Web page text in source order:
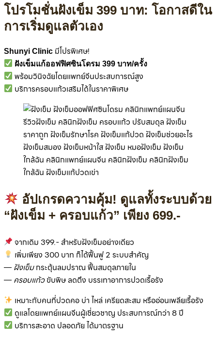
โปรโมชั่นฝังเข็ม 399 บาท: โอกาสดีใน
การเริ่มดูแลตัวเอง
Shunyi Clinic มีโปรพิเศษ!
ฝังเข็มแก้ออฟฟิศซินโดรม 399 บาท/ครั้ง
พร้อมวินิจฉัยโดยแพทย์จีนประสบการณ์สูง
บริการครอบแก้วเสริมได้ในราคาพิเศษ
อัปเกรดความคุ้ม! ดูแลทั้งระบบด้วย
“ฝังเข็ม + ครอบแก้ว” เพียง 699.-
จากเดิม 399.- สำหรับฝังเข็มอย่างเดียว
เพิ่มเพียง 300 บาท ก็ได้ฟื้นฟู 2 ระบบสำคัญ
— ฝังเข็มกระตุ้นลมปราณ ฟื้นสมดุลภายใน
— ครอบแก้วขับพิษ ลดตึง บรรเทาอาการปวดเรื้อรัง
เหมาะกับคนที่ปวดคอ บ่า ไหล่ เครียดสะสม หรืออ่อนเพลียเรื้อรัง
ดูแลโดยแพทย์แผนจีนผู้เชี่ยวชาญ ประสบการณ์กว่า 8 ปี
บริการสะอาด ปลอดภัย ได้มาตรฐาน